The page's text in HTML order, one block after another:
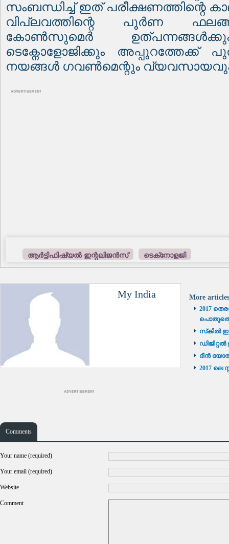
സംബന്ധിച്ച് ഇത് പരീക്ഷണത്തിന്റെ
വിപ്ലവത്തിന്റെ പൂർണ
കോൺസുമെർ
ടെക്നോളോജിക്കും അപ്പുറത്തേക്ക്
നയങ്ങൾ ഗവൺമെന്റും വ്യവസായവും
ആർട്ടിഫിഷ്യൽ ഇന്റലിജൻസ് ടെക്‌നോളജി
My India More
2017
സ്‌കിൽ
ദീൻ
2017 ലെ
Comments
Your name (required)
Your email (required)
Website
Comment